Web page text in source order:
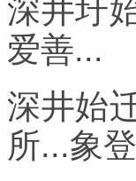
深井圩
爱善...
深井始
所...象